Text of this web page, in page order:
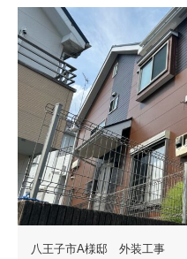
八王子市A様邸 外装工事